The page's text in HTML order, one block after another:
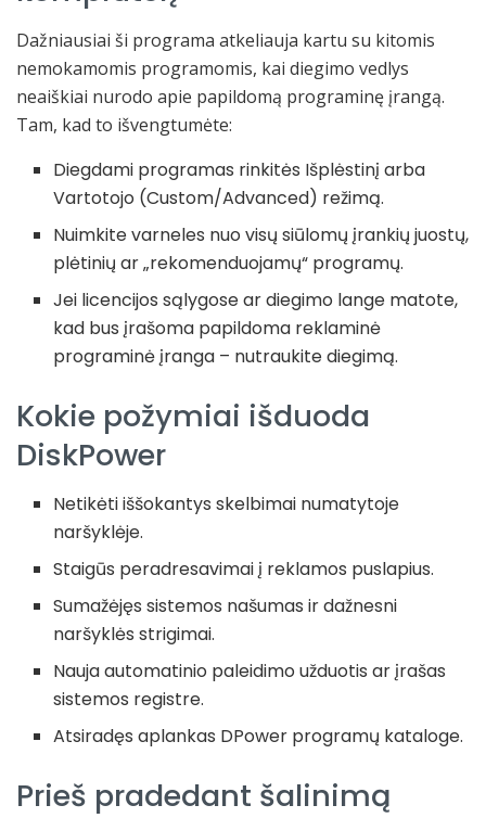
Dažniausiai ši programa atkeliauja kartu su kitomis
nemokamomis programomis, kai diegimo vedlys
neaiškiai nurodo apie papildomą programinę įrangą.
Tam, kad to išvengtumėte:
Diegdami programas rinkitės Išplėstinį arba
Vartotojo (Custom/Advanced) režimą.
Nuimkite varneles nuo visų siūlomų įrankių juostų,
plėtinių ar „rekomenduojamų“ programų.
Jei licencijos sąlygose ar diegimo lange matote,
kad bus įrašoma papildoma reklaminė
programinė įranga – nutraukite diegimą.
Kokie požymiai išduoda
DiskPower
Netikėti iššokantys skelbimai numatytoje
naršyklėje.
Staigūs peradresavimai į reklamos puslapius.
Sumažėjęs sistemos našumas ir dažnesni
naršyklės strigimai.
Nauja automatinio paleidimo užduotis ar įrašas
sistemos registre.
Atsiradęs aplankas DPower programų kataloge.
Prieš pradedant šalinimą